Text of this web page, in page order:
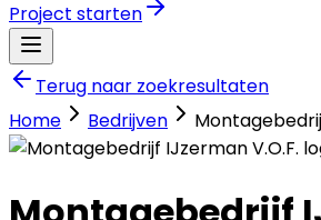
Project starten
Terug naar zoekresultaten
Home
Bedrijven